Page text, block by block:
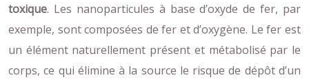
toxique. Les nanoparticules à base d’oxyde de fer, par
exemple, sont composées de fer et d’oxygène. Le fer est
un élément naturellement présent et métabolisé par le
corps, ce qui élimine à la source le risque de dépôt d’un